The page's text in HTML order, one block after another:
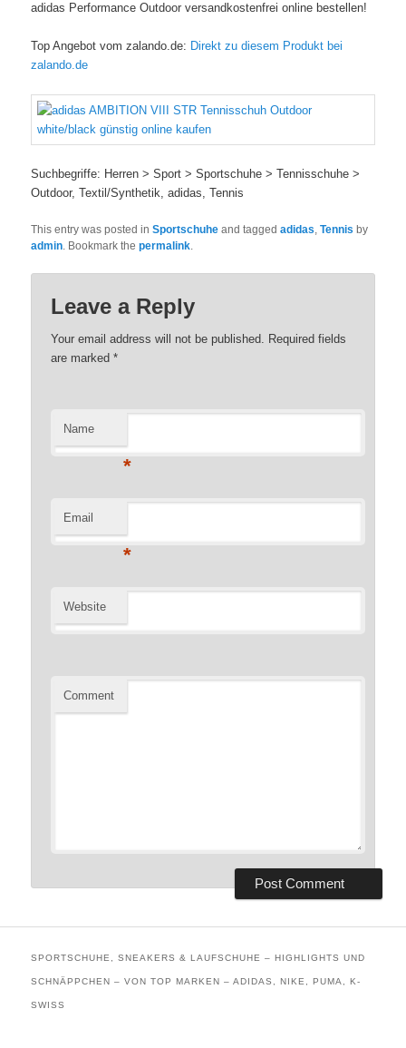
adidas Performance Outdoor versandkostenfrei online bestellen!
Top Angebot vom zalando.de: Direkt zu diesem Produkt bei
zalando.de
Suchbegriffe: Herren > Sport > Sportschuhe > Tennisschuhe >
Outdoor, Textil/Synthetik, adidas, Tennis
This entry was posted inSportschuhe and taggedadidas,Tennis by
admin. Bookmark thepermalink.
Leave a Reply
Your email address will not be published. Required fields
are marked*
Name
*
Email
*
Website
Comment
SPORTSCHUHE, SNEAKERS & LAUFSCHUHE – HIGHLIGHTS UND
SCHNÄPPCHEN – VON TOP MARKEN – ADIDAS, NIKE, PUMA, K-
SWISS